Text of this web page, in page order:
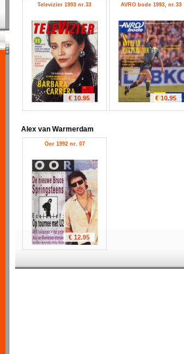
Televizier 1993 nr.33
€ 10.95
AVRO bode 1993, nr.33
€ 10.95
Alex van Warmerdam
Oor 1992 nr. 07
€ 12.95